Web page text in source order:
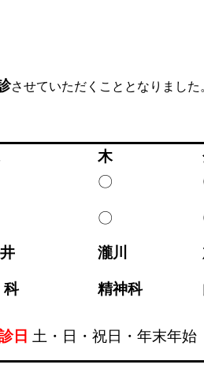
させていただくこととなりました
木
〇
〇
瀧川
科 精神科
日 土 ・日・祝日・年末年始